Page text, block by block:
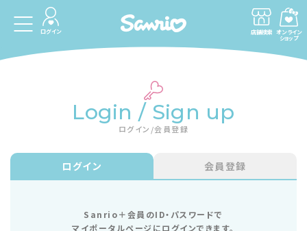
ログイン 店舗検索 オンライン
ショップ
Login / Sign up
ログイン/会員登録
ログイン 会員登録
Sanrio＋会員のID・パスワードで
マイポータルページにログインできます。